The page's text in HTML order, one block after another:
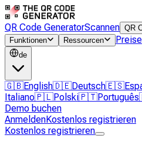
QR Code GeneratorScannen QR
Funktionen
Ressourcen Preise
de
🇬🇧English🇩🇪Deutsch🇪🇸
Italiano🇵🇱Polski🇵🇹Português
Demo buchen
AnmeldenKostenlos registrieren
Kostenlos registrieren